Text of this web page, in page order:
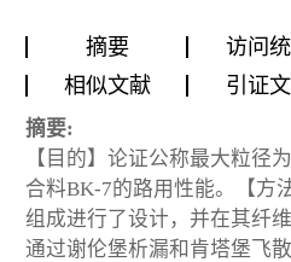
摘要 访问
相似文献
引证
摘要:
【目的】论证公称最大粒径
合料BK-7的路用性能。【方
组成进行了设计，并在其纤
通过谢伦堡析漏和肯塔堡飞